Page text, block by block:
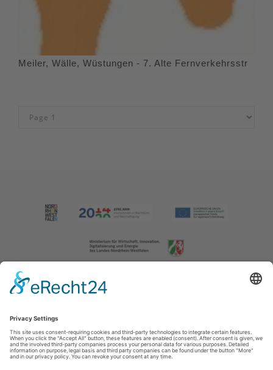
Meiler, Wälle, Wüstungen - 7. Alte Fernverkehrsstr
Imprint|Contact us|Privacy policy